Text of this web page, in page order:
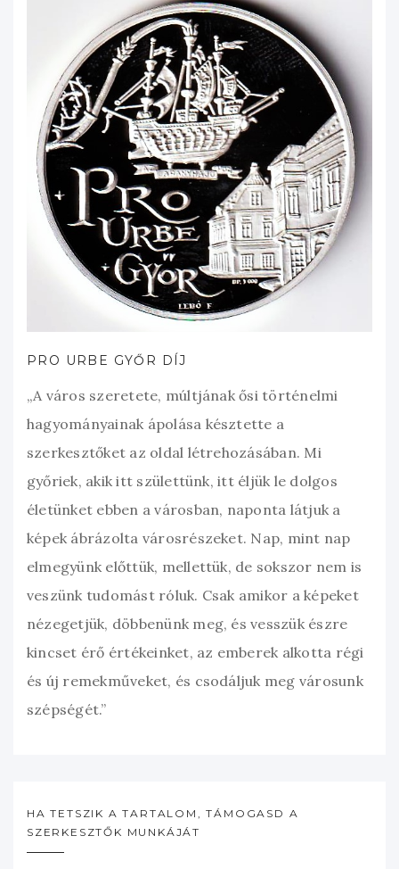
PRO URBE GYŐR DÍJ
„A város szeretete, múltjának ősi történelmi
hagyományainak ápolása késztette a
szerkesztőket az oldal létrehozásában. Mi
győriek, akik itt születtünk, itt éljük le dolgos
életünket ebben a városban, naponta látjuk a
képek ábrázolta városrészeket. Nap, mint nap
elmegyünk előttük, mellettük, de sokszor nem is
veszünk tudomást róluk. Csak amikor a képeket
nézegetjük, döbbenünk meg, és vesszük észre
kincset érő értékeinket, az emberek alkotta régi
és új remekműveket, és csodáljuk meg városunk
szépségét.”
HA TETSZIK A TARTALOM, TÁMOGASD A
SZERKESZTŐK MUNKÁJÁT